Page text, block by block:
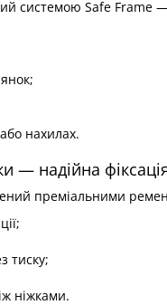
системою Safe Frame
нахилах.
— надійна
преміальними
тиску;
ніжками.